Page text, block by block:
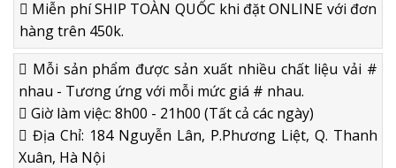
Miễn phí SHIP TOÀN QUỐC khi đặt ONLINE với đơn
hàng trên 450k.
Mỗi sản phẩm được sản xuất nhiều chất liệu vải #
nhau - Tương ứng với mỗi mức giá # nhau.
Giờ làm việc: 8h00 - 21h00 (Tất cả các ngày)
Địa Chỉ: 184 Nguyễn Lân, P.Phương Liệt, Q. Thanh
Xuân, Hà Nội